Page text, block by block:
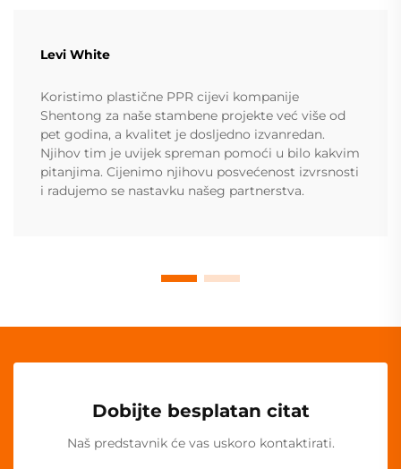
Levi White
Koristimo plastične PPR cijevi kompanije
Shentong za naše stambene projekte već više od
pet godina, a kvalitet je dosljedno izvanredan.
Njihov tim je uvijek spreman pomoći u bilo kakvim
pitanjima. Cijenimo njihovu posvećenost izvrsnosti
i radujemo se nastavku našeg partnerstva.
Dobijte besplatan citat
Naš predstavnik će vas uskoro kontaktirati.